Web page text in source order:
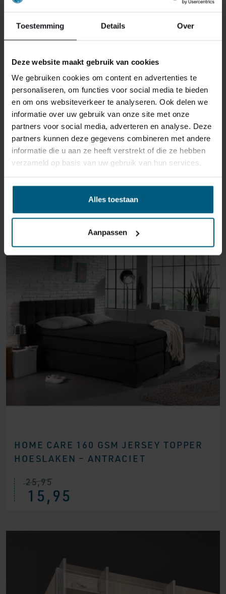
Toestemming Details Over
Deze website maakt gebruik van cookies
We gebruiken cookies om content en advertenties te
personaliseren, om functies voor social media te bieden
en om ons websiteverkeer te analyseren. Ook delen we
informatie over uw gebruik van onze site met onze
partners voor social media, adverteren en analyse. Deze
partners kunnen deze gegevens combineren met andere
informatie die u aan ze heeft verstrekt of die ze hebben
verzameld op basis van uw gebruik van hun services.
Alles toestaan
Aanpassen
dagen na ontvangst zonder opgave van reden te
Mocht het product beschadigd zijn of is de verpakking
waardevermindering van het product aan u
doorberekenen.
GERELATEERDE PRODUCTEN
HOME CARE 160 GSM JERSEY TOPPER
HOESLAKEN – ANTRACIET
25,95
15,95